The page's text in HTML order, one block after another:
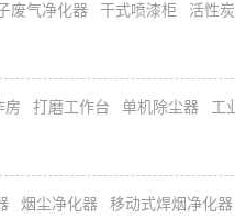
废气净化器 干式喷漆柜 活性
房 打磨工作台 单机除尘器 工
烟尘净化器 移动式焊烟净化器